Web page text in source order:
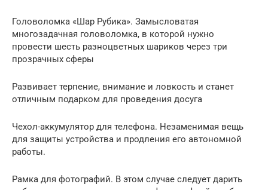
Головоломка «Шар Рубика». Замысловатая
многозадачная головоломка, в которой нужно
провести шесть разноцветных шариков через три
прозрачных сферы
Развивает терпение, внимание и ловкость и станет
отличным подарком для проведения досуга
Чехол-аккумулятор для телефона. Незаменимая вещь
для защиты устройства и продления его автономной
работы.
Рамка для фотографий. В этом случае следует дарить